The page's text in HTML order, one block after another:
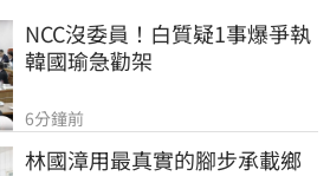
NCC沒委員！白質疑1事爆爭執
韓國瑜急勸架
6分鐘前
林國漳用最真實的腳步承載鄉